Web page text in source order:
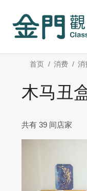
内
首页 消费 消
木马丑
共有 39 间店家